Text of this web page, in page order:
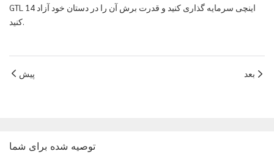
GTL 14 اینچی سرمایه گذاری کنید و قدرت برش آن را در دستان خود آزاد
کنید.
پیش بعد
توصیه شده برای شما